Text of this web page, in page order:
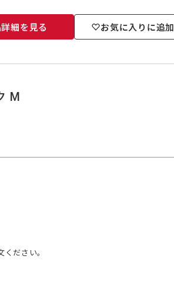
細を見る お気に入りに追加
M
ださい。